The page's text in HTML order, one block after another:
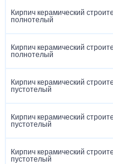
Кирпич керамический
полнотелый
Кирпич керамический
полнотелый
Кирпич керамический
пустотелый
Кирпич керамический
пустотелый
Кирпич керамический
пустотелый